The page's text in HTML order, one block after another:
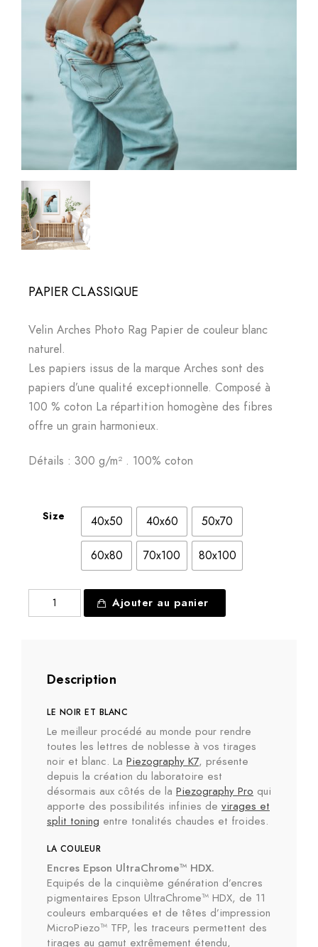
PAPIER CLASSIQUE
Velin Arches Photo Rag Papier de couleur blanc
naturel.
Les papiers issus de la marque Arches sont des
papiers d’une qualité exceptionnelle. Composé à
100 % coton La répartition homogène des fibres
offre un grain harmonieux.
Détails : 300 g/m² . 100% coton
Size 40x50 40x60 50x70
60x80 70x100 80x100
quantité
de
Ajouter au panier
Description
LE NOIR ET BLANC
Le meilleur procédé au monde pour rendre
toutes les lettres de noblesse à vos tirages
noir et blanc. La Piezography K7, présente
depuis la création du laboratoire est
désormais aux côtés de la Piezography Pro qui
apporte des possibilités infinies de virages et
split toning entre tonalités chaudes et froides.
LA COULEUR
Encres Epson UltraChrome™ HDX.
Equipés de la cinquième génération d’encres
pigmentaires Epson UltraChrome™ HDX, de 11
couleurs embarquées et de têtes d’impression
MicroPiezo™ TFP, les traceurs permettent des
tirages au gamut extrêmement étendu,